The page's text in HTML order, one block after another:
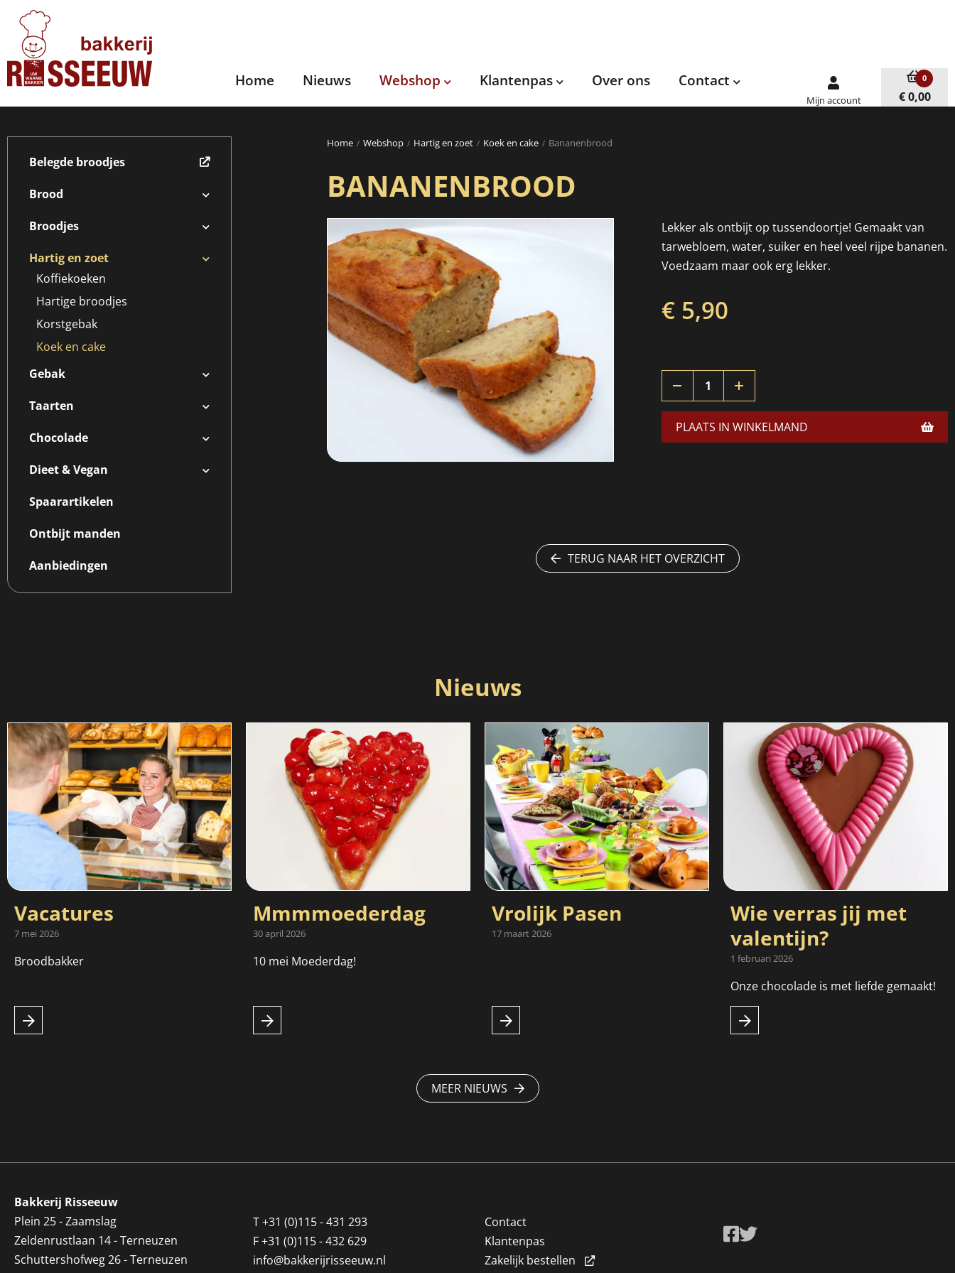
Home Nieuws Webshop Klantenpas Over ons Contact
Mijn account
0
€ 0,00
Belegde broodjes
Brood
Broodjes
Hartig en zoet
Koffiekoeken
Hartige broodjes
Korstgebak
Koek en cake
Gebak
Taarten
Chocolade
Dieet & Vegan
Spaarartikelen
Ontbijt manden
Aanbiedingen
Home Webshop Hartig en zoet Koek en cake Bananenbrood
BANANENBROOD
Lekker als ontbijt op tussendoortje! Gemaakt van
tarwebloem, water, suiker en heel veel rijpe bananen.
Voedzaam maar ook erg lekker.
€ 5,90
PLAATS IN WINKELMAND
TERUG NAAR HET OVERZICHT
Nieuws
Vacatures
7 mei 2026
Broodbakker
Mmmmoederdag
30 april 2026
10 mei Moederdag!
Vrolijk Pasen
17 maart 2026
Wie verras jij met
valentijn?
1 februari 2026
Onze chocolade is met liefde gemaakt!
MEER NIEUWS
Bakkerij Risseeuw
Plein 25 - Zaamslag
Zeldenrustlaan 14 - Terneuzen
Schuttershofweg 26 - Terneuzen
T+31 (0)115 - 431 293
F+31 (0)115 - 432 629
info@bakkerijrisseeuw.nl
Contact
Klantenpas
Zakelijk bestellen